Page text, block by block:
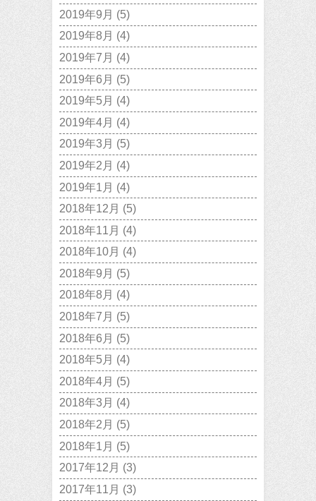
2019年9月 (5)
2019年8月 (4)
2019年7月 (4)
2019年6月 (5)
2019年5月 (4)
2019年4月 (4)
2019年3月 (5)
2019年2月 (4)
2019年1月 (4)
2018年12月 (5)
2018年11月 (4)
2018年10月 (4)
2018年9月 (5)
2018年8月 (4)
2018年7月 (5)
2018年6月 (5)
2018年5月 (4)
2018年4月 (5)
2018年3月 (4)
2018年2月 (5)
2018年1月 (5)
2017年12月 (3)
2017年11月 (3)